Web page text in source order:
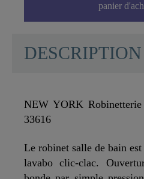
panier
DESCRIPTION
NEW YORK
33616
Le robinet salle de bain
lavabo clic-clac.